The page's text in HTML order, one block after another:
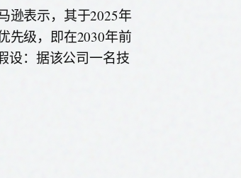
逊表示，其于2025年
先级，即在2030年前
设：据该公司一名技